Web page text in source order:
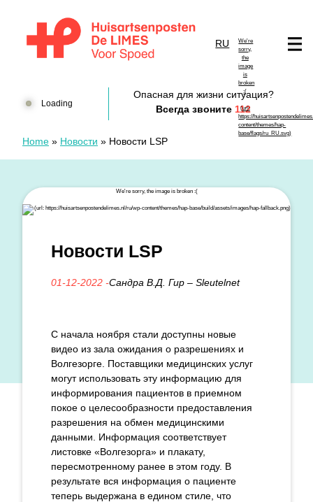
RU
Loading
Опасная для жизни ситуация?
Всегда звоните 112
Home » Новости » Новости LSP
Новости LSP
01-12-2022 -Сандра В.Д. Гир – Sleutelnet
С начала ноября стали доступны новые
видео из зала ожидания о разрешениях и
Волгезорге. Поставщики медицинских услуг
могут использовать эту информацию для
информирования пациентов в приемном
покое о целесообразности предоставления
разрешения на обмен медицинскими
данными. Информация соответствует
листовке «Волгезорга» и плакату,
пересмотренному ранее в этом году. В
результате вся информация о пациенте
теперь выдержана в едином стиле, что